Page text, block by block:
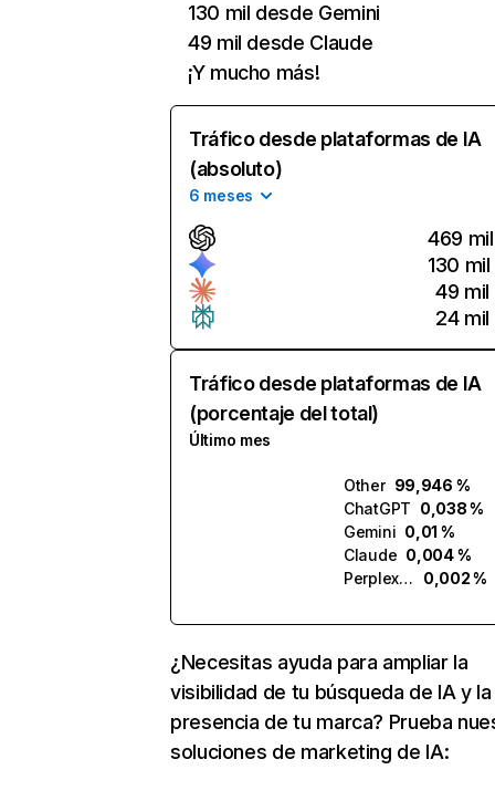
130 mil desde Gemini
49 mil desde Claude
¡Y mucho más!
Tráfico desde plataformas de IA
(absoluto)
6 meses
469 mil
130 mil
49 mil
24 mil
Tráfico desde plataformas de IA
(porcentaje del total)
Último mes
Other 99,946 %
ChatGPT 0,038 %
Gemini 0,01 %
Claude 0,004 %
Perplexity
0,002 %
¿Necesitas ayuda para ampliar la
visibilidad de tu búsqueda de IA y la
presencia de tu marca? Prueba
soluciones de marketing de IA: